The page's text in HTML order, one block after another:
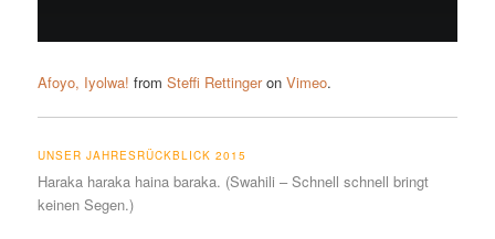
Afoyo, Iyolwa! fromSteffi RettingeronVimeo.
UNSER JAHRESRÜCKBLICK 2015
Haraka haraka haina baraka. (Swahili – Schnell schnell bringt
keinen Segen.)